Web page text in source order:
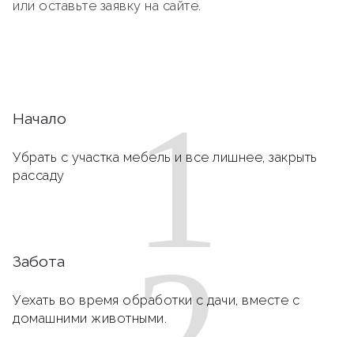
или оставьте заявку на сайте.
1
Начало
Убрать с участка мебель и все лишнее, закрыть
рассаду
Забота
Уехать во время обработки с дачи, вместе с
домашними животными.